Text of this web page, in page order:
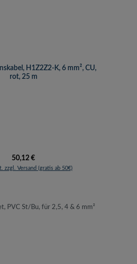
H1Z2Z2-K, 6 mm², CU,
rot, 25 m
Regulärer Preis:
50,12 €
zzgl. Versand (gratis ab 50€)